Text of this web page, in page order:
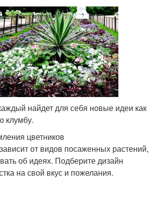
найдет для себя новые идеи как
клумбу.
цветников
от видов посаженных растений,
об идеях. Подберите дизайн
на свой вкус и пожелания.